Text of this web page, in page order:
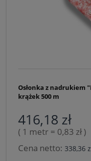
Osłonka z nadrukiem
krążek 500 m
416,18 zł
( 1 metr = 0,83 zł )
Cena netto: 338,36